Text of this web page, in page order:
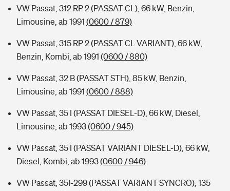
VW Passat, 312 RP 2 (PASSAT CL), 66 kW, Benzin,
Limousine, ab 1991 (0600 / 879)
VW Passat, 315 RP 2 (PASSAT CL VARIANT), 66 kW,
Benzin, Kombi, ab 1991 (0600 / 880)
VW Passat, 32 B (PASSAT STH), 85 kW, Benzin,
Limousine, ab 1991 (0600 / 888)
VW Passat, 35 I (PASSAT DIESEL-D), 66 kW, Diesel,
Limousine, ab 1993(0600 / 945)
VW Passat, 35 I (PASSAT VARIANT DIESEL-D), 66 kW,
Diesel, Kombi, ab 1993(0600 / 946)
VW Passat, 35I-299 (PASSAT VARIANT SYNCRO), 135